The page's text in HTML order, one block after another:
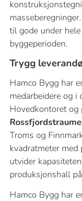
til gode under
byggeperioden.
Trygg
Hamco Bygg har
medarbeidere og
Hovedkontoret og
Troms og
kvadratmeter
utvider
produksjonshall
Hamco Bygg har